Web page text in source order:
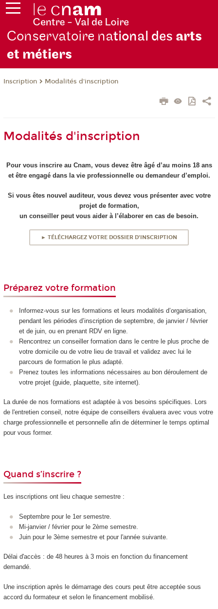
Conservatoire national des arts
et métiers
Inscription Modalités d'inscription
Modalités d'inscription
Pour vous inscrire au Cnam, vous devez être âgé d’au moins 18 ans
et être engagé dans la vie professionnelle ou demandeur d’emploi.
Si vous êtes nouvel auditeur, vous devez vous présenter avec votre
projet de formation,
un conseiller peut vous aider à l’élaborer en cas de besoin.
► TÉLÉCHARGEZ VOTRE DOSSIER D'INSCRIPTION
Préparez votre formation
Informez-vous sur les formations et leurs modalités d’organisation,
pendant les périodes d’inscription de septembre, de janvier / février
et de juin, ou en prenant RDV en ligne.
Rencontrez un conseiller formation dans le centre le plus proche de
votre domicile ou de votre lieu de travail et validez avec lui le
parcours de formation le plus adapté.
Prenez toutes les informations nécessaires au bon déroulement de
votre projet (guide, plaquette, site internet).
La durée de nos formations est adaptée à vos besoins spécifiques. Lors
de l'entretien conseil, notre équipe de conseillers évaluera avec vous votre
charge professionnelle et personnelle afin de déterminer le temps optimal
pour vous former.
Quand s’inscrire ?
Les inscriptions ont lieu chaque semestre :
Septembre pour le 1er semestre.
Mi-janvier / février pour le 2ème semestre.
Juin pour le 3ème semestre et pour l'année suivante.
Délai d'accès : de 48 heures à 3 mois en fonction du financement
demandé.
Une inscription après le démarrage des cours peut être acceptée sous
accord du formateur et selon le financement mobilisé.